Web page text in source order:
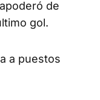
de
gol.
a puestos